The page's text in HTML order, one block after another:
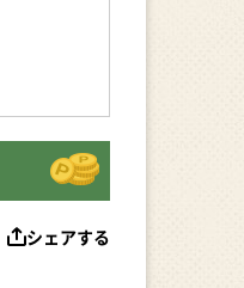
シェアする